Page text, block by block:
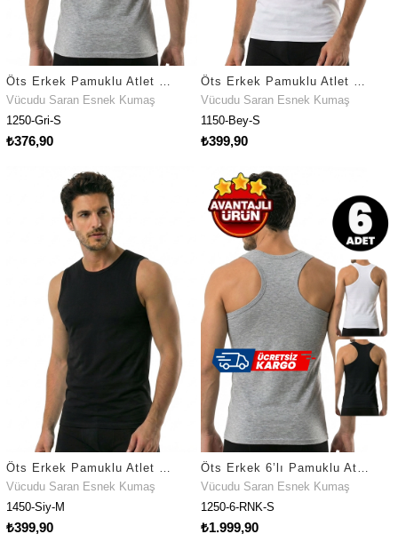
Vücudu Saran Esnek Kumaş
1250-Gri-S
₺376,90
Vücudu Saran Esnek Kumaş
1150-Bey-S
₺399,90
Öts Erkek Pamuklu Atlet Sıfır Kol Premium Günlük Kullanım (1450)
Vücudu Saran Esnek Kumaş
1450-Siy-M
₺399,90
Öts Erkek 6’lı Pamuklu Atlet Sporcu Günlük Klasik Model (1250-6)
Vücudu Saran Esnek Kumaş
1250-6-RNK-S
₺1.999,90
Fırsat Ürünü